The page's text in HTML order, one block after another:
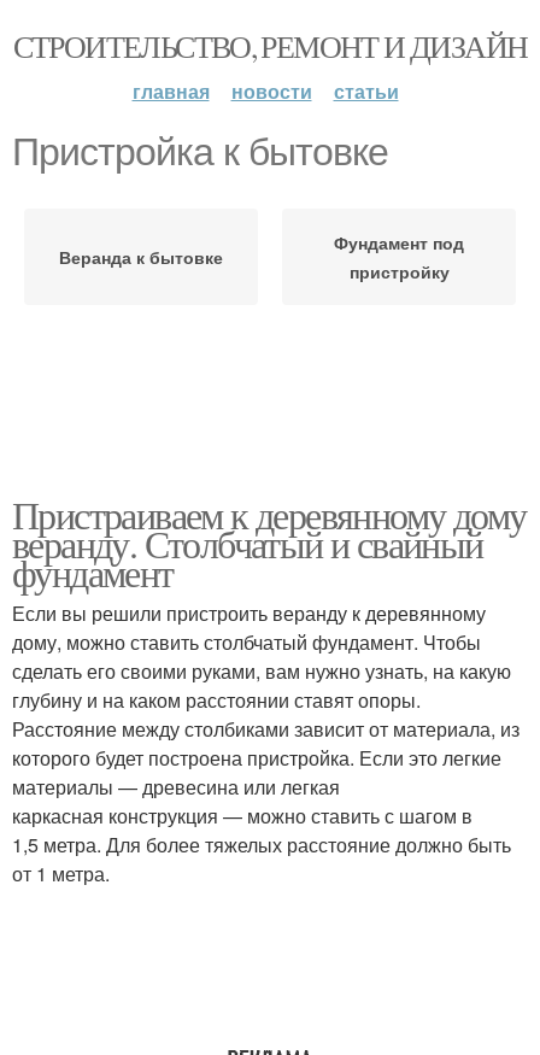
СТРОИТЕЛЬСТВО, РЕМОНТ И ДИЗАЙН
главная новости статьи
Пристройка к бытовке
Веранда к бытовке
Фундамент под
пристройку
Пристраиваем к деревянному дому
веранду. Столбчатый и свайный
фундамент
Если вы решили пристроить веранду к деревянному
дому, можно ставить столбчатый фундамент. Чтобы
сделать его своими руками, вам нужно узнать, на какую
глубину и на каком расстоянии ставят опоры.
Расстояние между столбиками зависит от материала, из
которого будет построена пристройка. Если это легкие
материалы — древесина или легкая
каркасная конструкция — можно ставить с шагом в
1,5 метра. Для более тяжелых расстояние должно быть
от 1 метра.